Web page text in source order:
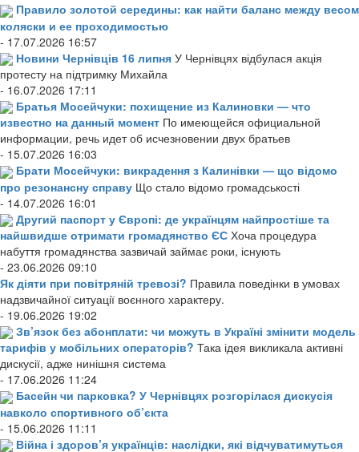
Правило золотой середины: как найти баланс между весом
коляски и ее проходимостью
- 17.07.2026 16:57
Новини Чернівців 16 липня У Чернівцях відбулася акція
протесту на підтримку Михайла
- 16.07.2026 17:11
Братья Мосейчуки: похищение из Калиновки — что
известно на данный момент По имеющейся официальной
информации, речь идет об исчезновении двух братьев
- 15.07.2026 16:03
Брати Мосейчуки: викрадення з Калинівки — що відомо
про резонансну справу Що стало відомо громадськості
- 14.07.2026 16:01
Другий паспорт у Європі: де українцям найпростіше та
найшвидше отримати громадянство ЄС Хоча процедура
набуття громадянства зазвичай займає роки, існують
- 23.06.2026 09:10
Як діяти при повітряній тревозі? Правила поведінки в умовах
надзвичайної ситуації воєнного характеру.
- 19.06.2026 19:02
Зв’язок без абонплати: чи можуть в Україні змінити модель
тарифів у мобільних операторів? Така ідея викликала активні
дискусії, адже нинішня система
- 17.06.2026 11:24
Басейн чи парковка? У Чернівцях розгорілася дискусія
навколо спортивного об’єкта
- 15.06.2026 11:11
Війна і здоров’я українців: наслідки, які відчуватимуться